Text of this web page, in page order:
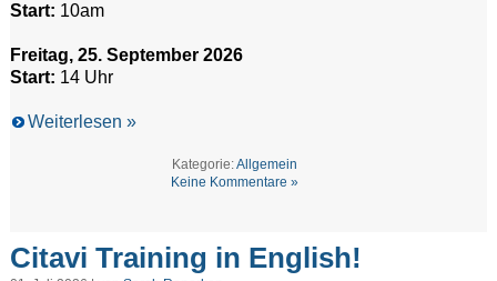
Start: 10am
Freitag, 25. September 2026
Start: 14 Uhr
Weiterlesen »
Kategorie:Allgemein
Keine Kommentare »
Citavi Training in English!